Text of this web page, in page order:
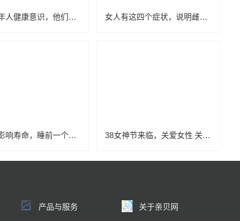
增强老年人健康意识，他们为居民普及养生知识 女人有这四个症状，说明雌激素低！常吃这4种食物，补充雌激素
睡眠竟影响寿命，睡前一个动作有助长寿 38女神节来临，关爱女性 关注女性健康
产品与服务 关于亲贝网